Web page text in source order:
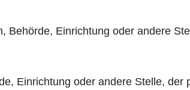
Einrichtung oder andere
Einrichtung oder andere Stelle, der